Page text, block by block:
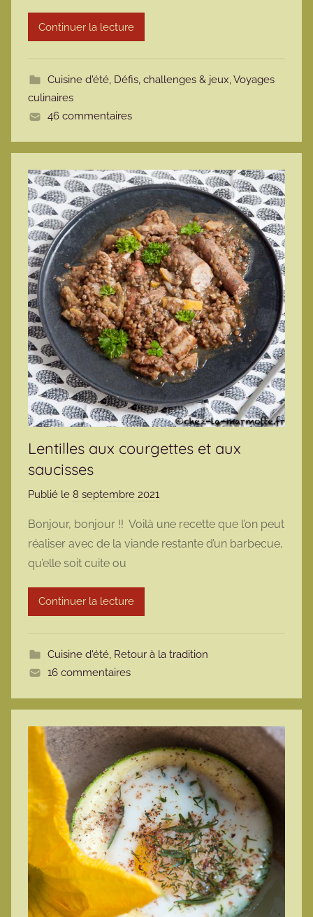
r
t
Continuer la lecture
Cuisine d'été, Défis, challenges & jeux,Voyages
culinaires
46 commentaires
Lentilles aux courgettes et aux
saucisses
Publié le 8 septembre 2021
r
m
t
Bonjour, bonjour !! Voilà une recette que l’on peut
réaliser avec de la viande restante d’un barbecue,
qu’elle soit cuite ou
Continuer la lecture
Cuisine d'été, Retour à la tradition
16 commentaires